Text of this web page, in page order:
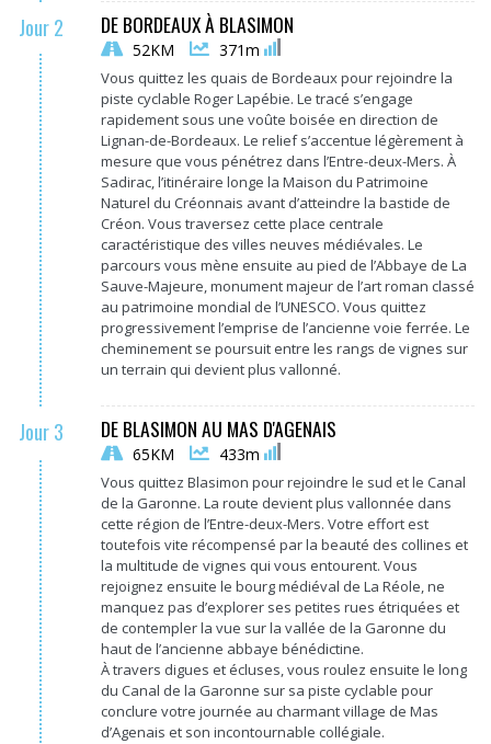
Jour 2 DE BORDEAUX À BLASIMON
52KM 371m
Vous quittez les quais de Bordeaux pour rejoindre la
piste cyclable Roger Lapébie. Le tracé s’engage
rapidement sous une voûte boisée en direction de
Lignan-de-Bordeaux. Le relief s’accentue légèrement à
mesure que vous pénétrez dans l’Entre-deux-Mers. À
Sadirac, l’itinéraire longe la Maison du Patrimoine
Naturel du Créonnais avant d’atteindre la bastide de
Créon. Vous traversez cette place centrale
caractéristique des villes neuves médiévales. Le
parcours vous mène ensuite au pied de l’Abbaye de La
Sauve-Majeure, monument majeur de l’art roman classé
au patrimoine mondial de l’UNESCO. Vous quittez
progressivement l’emprise de l’ancienne voie ferrée. Le
cheminement se poursuit entre les rangs de vignes sur
un terrain qui devient plus vallonné.
Jour 3 DE BLASIMON AU MAS D'AGENAIS
65KM 433m
Vous quittez Blasimon pour rejoindre le sud et le Canal
de la Garonne. La route devient plus vallonnée dans
cette région de l’Entre-deux-Mers. Votre effort est
toutefois vite récompensé par la beauté des collines et
la multitude de vignes qui vous entourent. Vous
rejoignez ensuite le bourg médiéval de La Réole, ne
manquez pas d’explorer ses petites rues étriquées et
de contempler la vue sur la vallée de la Garonne du
haut de l’ancienne abbaye bénédictine.
À travers digues et écluses, vous roulez ensuite le long
du Canal de la Garonne sur sa piste cyclable pour
conclure votre journée au charmant village de Mas
d’Agenais et son incontournable collégiale.